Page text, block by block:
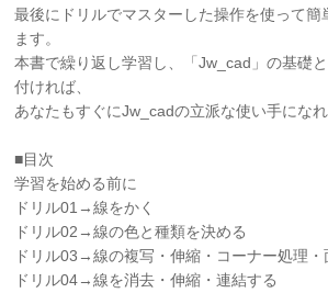
最後にドリルでマスターした操作を使って簡
ます。
本書で繰り返し学習し、「Jw_cad」の基礎
付ければ、
あなたもすぐにJw_cadの立派な使い手になれ
■目次
学習を始める前に
ドリル01→線をかく
ドリル02→線の色と種類を決める
ドリル03→線の複写・伸縮・コーナー処理・
ドリル04→線を消去・伸縮・連結する